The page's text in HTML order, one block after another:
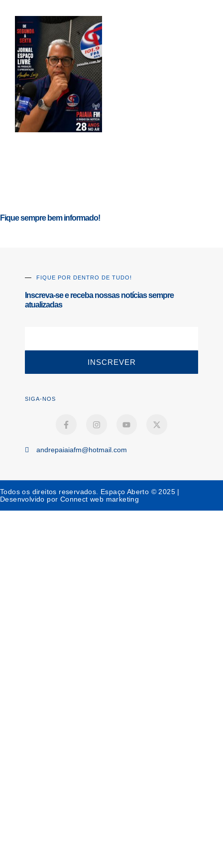
Fique sempre bem informado!
FIQUE POR DENTRO DE TUDO!
Inscreva-se e receba nossas notícias sempre
atualizadas
INSCREVER
SIGA-NOS
andrepaiaiafm@hotmail.com
Todos os direitos reservados. Espaço Aberto © 2025 |
Desenvolvido por Connect web marketing